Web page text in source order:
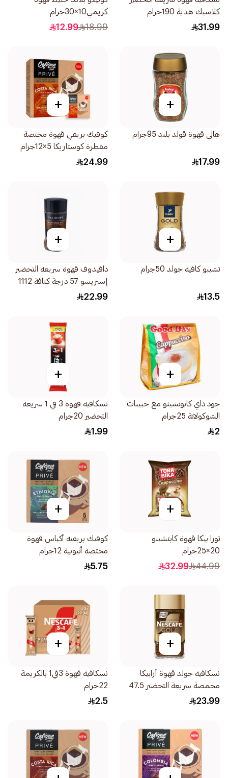
كلاسيك هدية 190جرام
31.99
كريمي10×30جرام
18.99
12.99
+
هالي قهوة قولد بلند 95جرام
17.99
+
كوفيك بريفي قهوة مختصة
مقطرة كوستاريكا 5×12جرام
24.99
+
تشيبو كافيه جولد 50جرام
13.5
+
دافيدوف قهوة سريعة التحضير
إسبريسو 57 درجة كثافة 1112
45جرام
22.99
+
جود داي كابوتشينو مع حبيبات
الشوكولاتة 25جرام
2
+
نسكافيه قهوة 3 في 1 سريعة
التحضير 20جرام
1.99
+
تورا بيكا قهوة كابتشينو
20×25جرام
44.99
32.99
+
كوفيك بريفيه أكياس قهوة
مختصة أثيوبية 12جرام
5.75
+
نسكافيه جولد قهوة أرابيكا
محمصة سريعة التحضير 47.5
جرام
23.99
+
نسكافيه قهوة 3في1 بالكريمة
22جرام
2.5